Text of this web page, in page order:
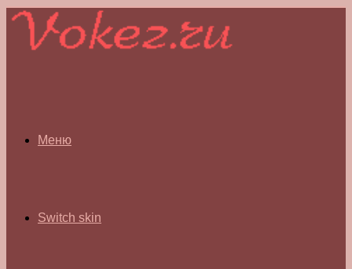
Меню
Switch skin